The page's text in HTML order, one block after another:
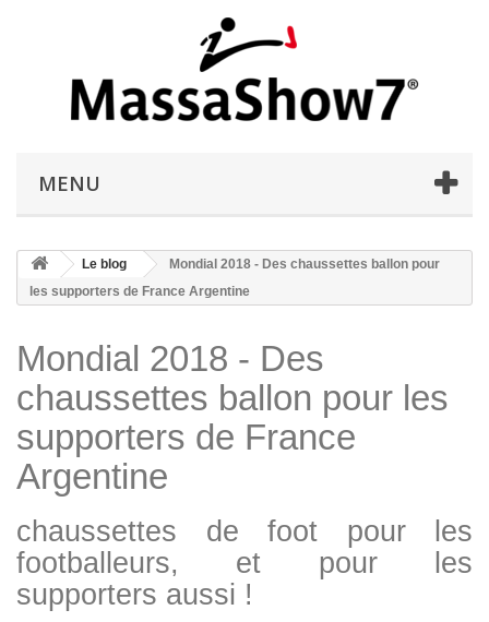
MENU
Le blog
Mondial 2018 - Des chaussettes ballon pour
les supporters de France Argentine
Mondial 2018 - Des
chaussettes ballon pour les
supporters de France
Argentine
chaussettes de foot pour les
footballeurs, et pour les
supporters aussi !